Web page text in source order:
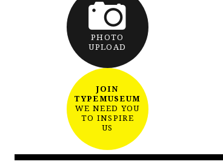
PHOTO
UPLOAD
JOIN
TYPEMUSEUM
WE NEED YOU
TO INSPIRE
US